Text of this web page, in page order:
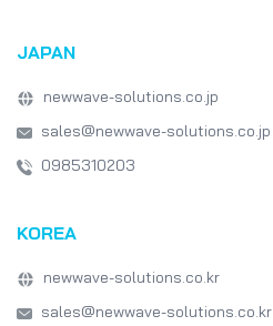
JAPAN
newwave-solutions.co.jp
sales@newwave-solutions.co.jp
0985310203
KOREA
newwave-solutions.co.kr
sales@newwave-solutions.co.kr